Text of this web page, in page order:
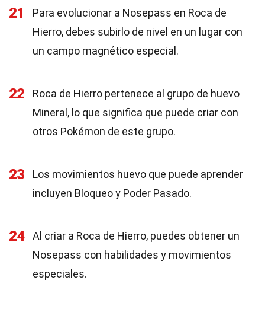
21
Para evolucionar a Nosepass en Roca de
Hierro, debes subirlo de nivel en un lugar con
un campo magnético especial.
22
Roca de Hierro pertenece al grupo de huevo
Mineral, lo que significa que puede criar con
otros Pokémon de este grupo.
23
Los movimientos huevo que puede aprender
incluyen Bloqueo y Poder Pasado.
24
Al criar a Roca de Hierro, puedes obtener un
Nosepass con habilidades y movimientos
especiales.